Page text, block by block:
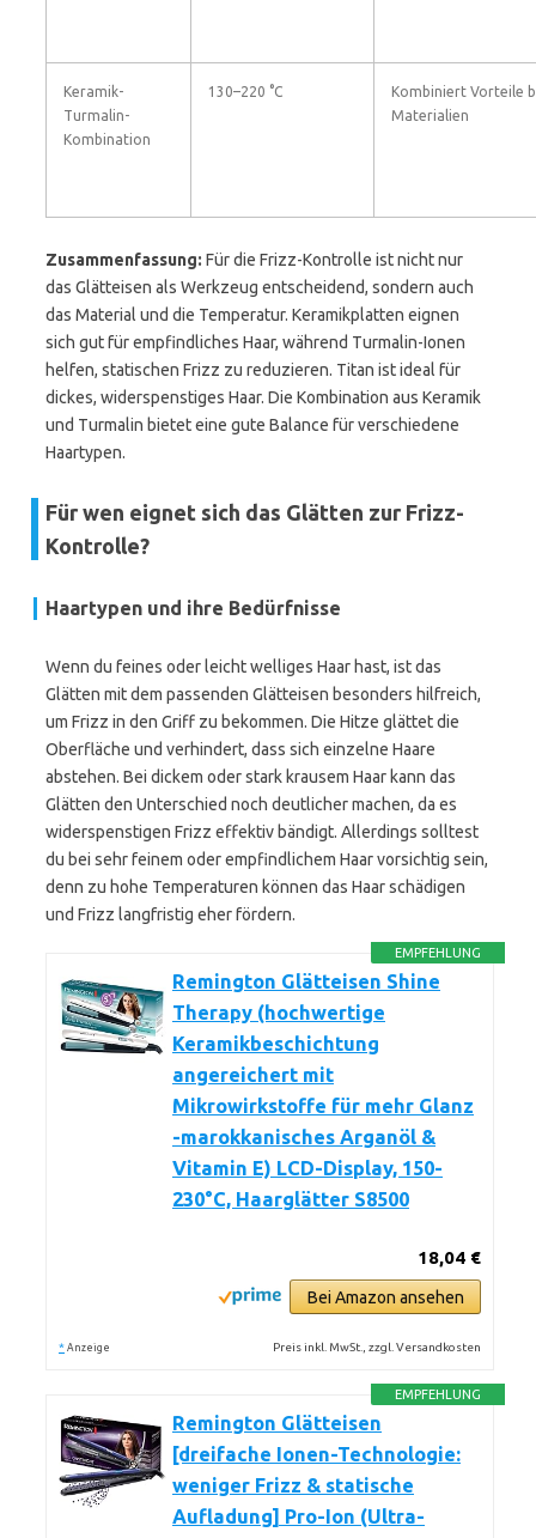
Keramik-
Turmalin-
Kombination
130–220 °C
Kombiniert Vorteile
Materialien
Zusammenfassung: Für die Frizz-Kontrolle ist nicht nur
das Glätteisen als Werkzeug entscheidend, sondern auch
das Material und die Temperatur. Keramikplatten eignen
sich gut für empfindliches Haar, während Turmalin-Ionen
helfen, statischen Frizz zu reduzieren. Titan ist ideal für
dickes, widerspenstiges Haar. Die Kombination aus Keramik
und Turmalin bietet eine gute Balance für verschiedene
Haartypen.
Für wen eignet sich das Glätten zur Frizz-
Kontrolle?
Haartypen und ihre Bedürfnisse
Wenn du feines oder leicht welliges Haar hast, ist das
Glätten mit dem passenden Glätteisen besonders hilfreich,
um Frizz in den Griff zu bekommen. Die Hitze glättet die
Oberfläche und verhindert, dass sich einzelne Haare
abstehen. Bei dickem oder stark krausem Haar kann das
Glätten den Unterschied noch deutlicher machen, da es
widerspenstigen Frizz effektiv bändigt. Allerdings solltest
du bei sehr feinem oder empfindlichem Haar vorsichtig sein,
denn zu hohe Temperaturen können das Haar schädigen
und Frizz langfristig eher fördern.
EMPFEHLUNG
Remington Glätteisen Shine
Therapy (hochwertige
Keramikbeschichtung
angereichert mit
Mikrowirkstoffe für mehr Glanz
-marokkanisches Arganöl &
Vitamin E) LCD-Display, 150-
230°C, Haarglätter S8500
18,04 €
Bei Amazon ansehen
* Anzeige Preis inkl. MwSt., zzgl. Versandkosten
EMPFEHLUNG
Remington Glätteisen
[dreifache Ionen-Technologie:
weniger Frizz & statische
Aufladung] Pro-Ion (Ultra-